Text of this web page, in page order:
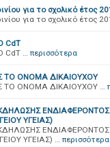
για το σχολικό έτος
για το σχολικό έτος
CdT
CdT … περισσότερα
ΤΟ ΟΝΟΜΑ ΔΙΚΑΙΟΥΧΟΥ
ΤΟ ΟΝΟΜΑ ΔΙΚΑΙΟΥΧΟΥ …
ΥΓΕΙΑΣ)
ΥΓΕΙΑΣ) … περισσότερα